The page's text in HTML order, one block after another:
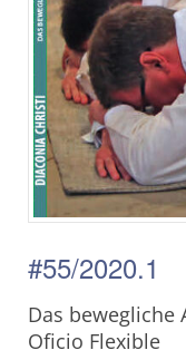
#55/2020.1
Das bewegliche
Oficio Flexible